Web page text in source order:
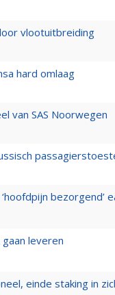
vlootuitbreiding
hard omlaag
van SAS Noorwegen
bezorgend’
leveren
einde staking in